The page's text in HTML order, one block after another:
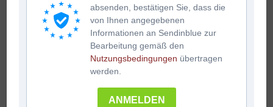
absenden, bestätigen Sie, dass die
von Ihnen angegebenen
Informationen an Sendinblue zur
Bearbeitung gemäß den
Nutzungsbedingungen übertragen
werden.
ANMELDEN